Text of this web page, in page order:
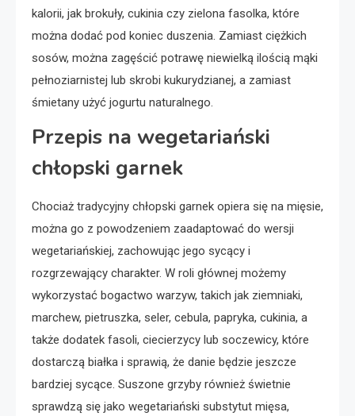
kalorii, jak brokuły, cukinia czy zielona fasolka, które
można dodać pod koniec duszenia. Zamiast ciężkich
sosów, można zagęścić potrawę niewielką ilością mąki
pełnoziarnistej lub skrobi kukurydzianej, a zamiast
śmietany użyć jogurtu naturalnego.
Przepis na wegetariański
chłopski garnek
Chociaż tradycyjny chłopski garnek opiera się na mięsie,
można go z powodzeniem zaadaptować do wersji
wegetariańskiej, zachowując jego sycący i
rozgrzewający charakter. W roli głównej możemy
wykorzystać bogactwo warzyw, takich jak ziemniaki,
marchew, pietruszka, seler, cebula, papryka, cukinia, a
także dodatek fasoli, ciecierzycy lub soczewicy, które
dostarczą białka i sprawią, że danie będzie jeszcze
bardziej sycące. Suszone grzyby również świetnie
sprawdzą się jako wegetariański substytut mięsa,